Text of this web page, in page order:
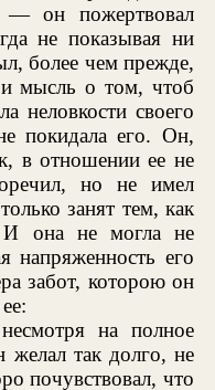
— он пожертвовал
не показывая ни
более чем прежде,
мысль о том, чтоб
неловкости своего
покидала его. Он,
в отношении ее не
но не имел
занят тем, как
И она не могла не
напряженность его
забот, которою он
на полное
желал так долго, не
почувствовал, что